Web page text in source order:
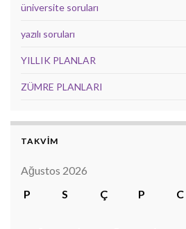
üniversite soruları
yazılı soruları
YILLIK PLANLAR
ZÜMRE PLANLARI
TAKVİM
Ağustos 2026
P
S Ç P C